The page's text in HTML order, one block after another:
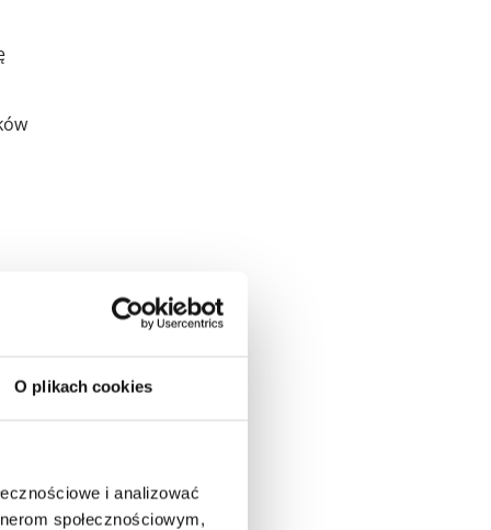
O plikach cookies
i analizować
społecznościowym,